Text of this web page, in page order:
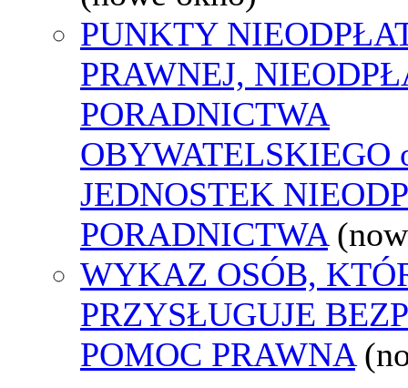
PUNKTY
PRAWNEJ,
PORADNICTWA
OBYWATELSKIEGO
JEDNOSTEK
PORADNICTWA
WYKAZ OSÓB,
PRZYSŁUGUJE
POMOC PRAWNA